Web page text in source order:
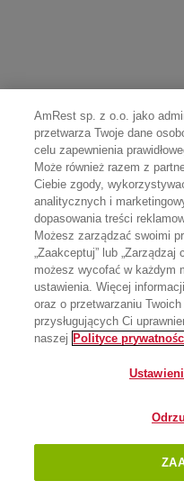
AmRest sp. z o.o. jako
przetwarza Twoje dane
celu zapewnienia
Może również razem z
Ciebie zgody,
analitycznych i
dopasowania treści
Możesz zarządzać swoimi
„Zaakceptuj” lub
możesz wycofać w każdym
ustawienia. Więcej
oraz o przetwarzaniu
przysługujących Ci
naszej Polityce